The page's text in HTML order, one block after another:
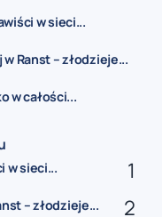
w sieci...
Ranst – złodzieje...
w całości...
w sieci...
– złodzieje...